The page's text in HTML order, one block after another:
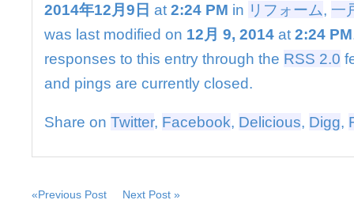
2014年12月9日 at 2:24 PM in リフォーム, 一
was last modified on 12月 9, 2014 at 2:24 PM
responses to this entry through the RSS 2.0
and pings are currently closed.
Share on Twitter, Facebook, Delicious, Digg,
«Previous Post Next Post »